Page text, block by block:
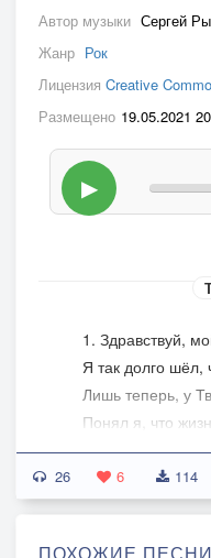
Автор музыки Сергей
Жанр Рок
Лицензия Creative
Размещено 19.05.2021
▶
1. Здравствуй,
Я так долго шёл,
Лишь теперь, у
Понял я, что
Ты обнял меня
И простил мне
И согрела душу
26 6 114